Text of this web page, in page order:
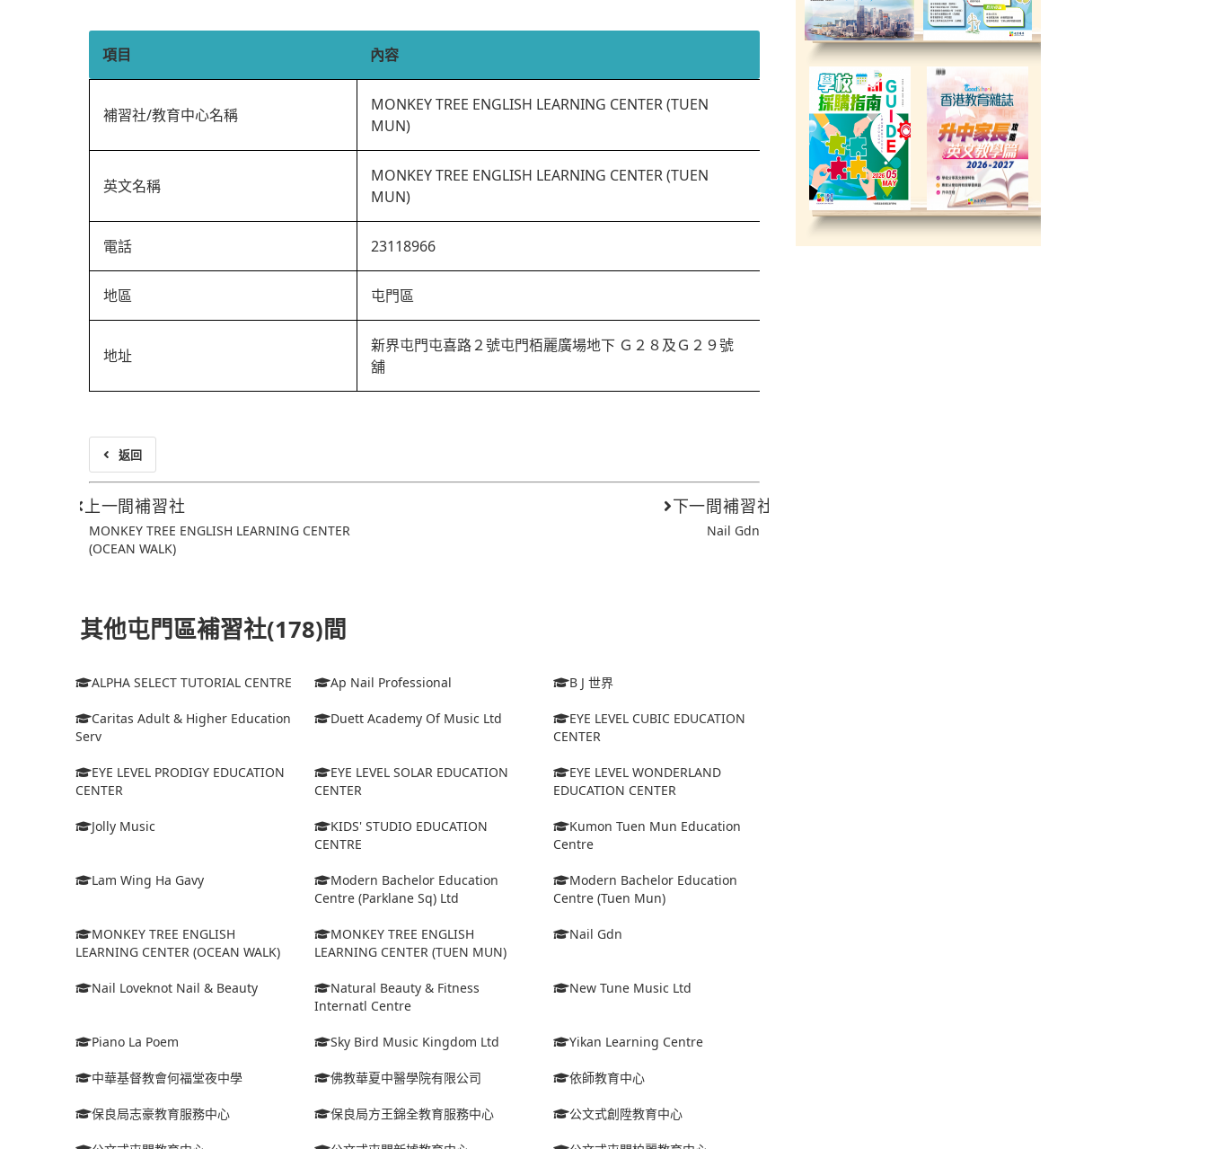
項目 內容
補習社/教育中心名稱
MONKEY TREE ENGLISH LEARNING CENTER (TUEN
MUN)
英文名稱
MONKEY TREE ENGLISH LEARNING CENTER (TUEN
MUN)
電話 23118966
地區 屯門區
地址
新界屯門屯喜路２號屯門栢麗廣場地下 Ｇ２８及Ｇ２９號
舖
返回
上一間補習社
MONKEY TREE ENGLISH LEARNING CENTER
(OCEAN WALK)
下一間補習社
Nail Gdn
其他屯門區補習社(178)間
ALPHA SELECT TUTORIAL CENTRE Ap Nail Professional B J 世界
Caritas Adult & Higher Education
Serv
Duett Academy Of Music Ltd
EYE LEVEL CUBIC EDUCATION
CENTER
EYE LEVEL PRODIGY EDUCATION
CENTER
EYE LEVEL SOLAR EDUCATION
CENTER
EYE LEVEL WONDERLAND
EDUCATION CENTER
Jolly Music
KIDS' STUDIO EDUCATION
CENTRE
Kumon Tuen Mun Education
Centre
Lam Wing Ha Gavy
Modern Bachelor Education
Centre (Parklane Sq) Ltd
Modern Bachelor Education
Centre (Tuen Mun)
MONKEY TREE ENGLISH
LEARNING CENTER (OCEAN WALK)
MONKEY TREE ENGLISH
LEARNING CENTER (TUEN MUN)
Nail Gdn
Nail Loveknot Nail & Beauty
Natural Beauty & Fitness
Internatl Centre
New Tune Music Ltd
Piano La Poem Sky Bird Music Kingdom Ltd Yikan Learning Centre
中華基督教會何福堂夜中學 佛教華夏中醫學院有限公司 依師教育中心
保良局志豪教育服務中心 保良局方王錦全教育服務中心 公文式創陞教育中心